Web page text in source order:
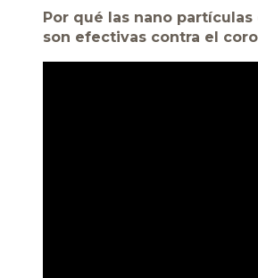
Por qué las nano partículas
son efectivas contra el